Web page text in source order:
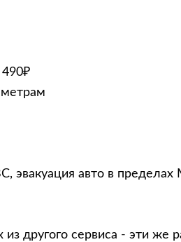
эвакуация авто в
из другого сервиса - эти же